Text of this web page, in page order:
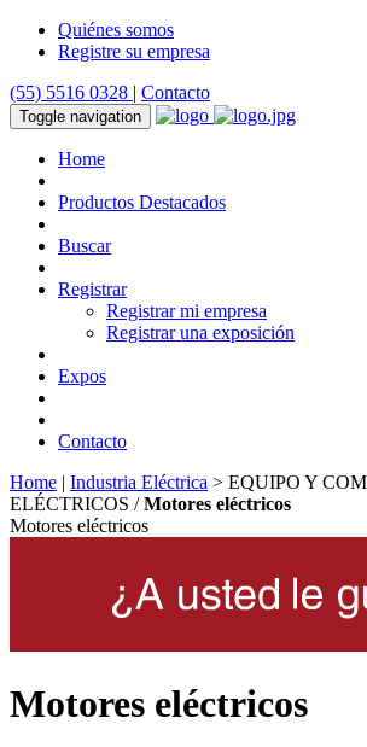
Quiénes somos
Registre su empresa
(55) 5516 0328 | Contacto
Toggle navigation
Home
Productos Destacados
Buscar
Registrar
Registrar mi empresa
Registrar una exposición
Expos
Contacto
Home | Industria Eléctrica > EQUIPO Y
ELÉCTRICOS /Motores eléctricos
Motores eléctricos
Motores eléctricos